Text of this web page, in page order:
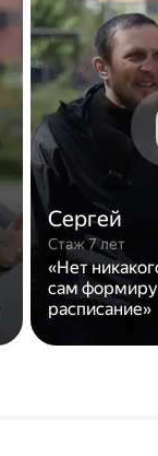
Сергей
Стаж 7 лет
«Нет
сам
расписание»